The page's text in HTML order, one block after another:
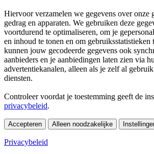
Hiervoor verzamelen we gegevens over onze
gedrag en apparaten. We gebruiken deze
voortdurend te optimaliseren, om je
en inhoud te tonen en om gebruiksstatistieken
kunnen jouw gecodeerde gegevens ook
aanbieders en je aanbiedingen laten zien via
advertentiekanalen, alleen als je zelf al
diensten.
Controleer voordat je toestemming geeft de
privacybeleid.
Accepteren Alleen noodzakelijke
Privacybeleid